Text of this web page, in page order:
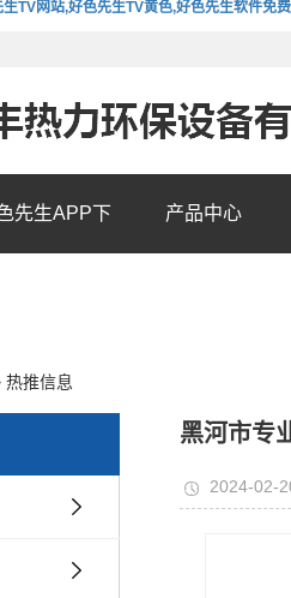
TV网站,好色先生TV黄色,好色先生软件免费
先生APP下 产品中心
热推信息
黑河市专
2024-02-